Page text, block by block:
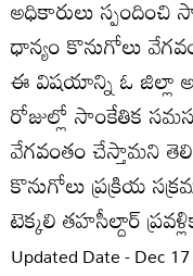
అధికారులు స్పందించి
ధాన్యం కొనుగోలు
ఈ విషయాన్ని ఓ జిల్లా
రోజుల్లో సాంకేతిక
వేగవంతం చేస్తామని
కొనుగోలు ప్రక్రియ
టెక్కలి తహసీల్దార్‌
Updated Date - Dec